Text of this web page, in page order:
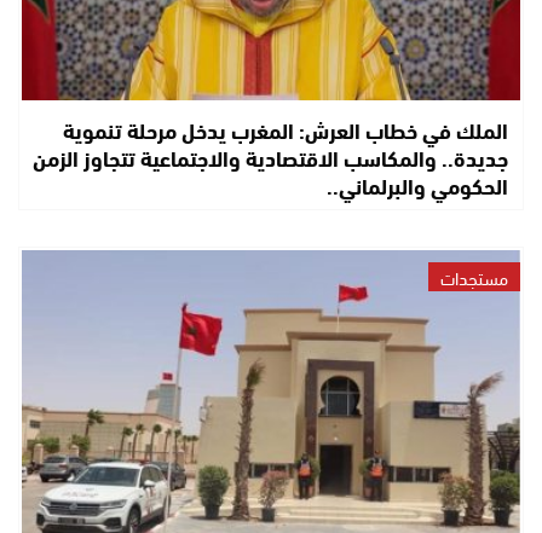
الملك في خطاب العرش: المغرب يدخل مرحلة تنموية
جديدة.. والمكاسب الاقتصادية والاجتماعية تتجاوز الزمن
الحكومي والبرلماني..
مستجدات